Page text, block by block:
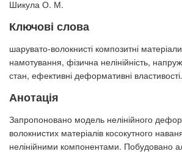
Шикула О. М.
Ключові слова
шарувато-волокнисті композитні
намотування, фізична нелінійність,
стан, ефективні деформативні властивості.
Анотація
Запропоновано модель нелінійного
волокнистих матеріалів косокутного
нелінійними компонентами. Побудовано